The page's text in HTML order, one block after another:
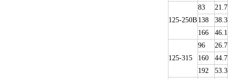
125-250B
83
21.7
138
38.3
166
46.1
125-315
96
26.7
160
44.7
192
53.3